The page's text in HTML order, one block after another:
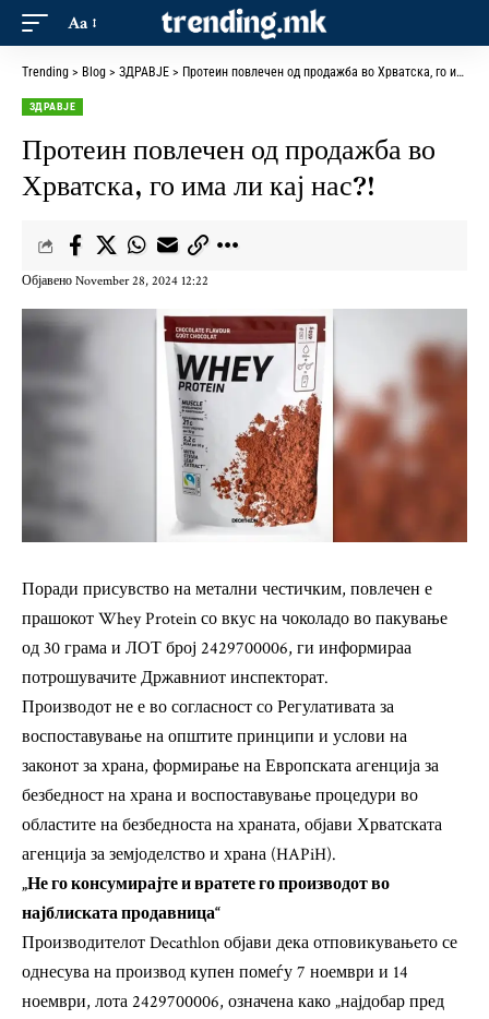
Aa
Trending > Blog > ЗДРАВЈЕ > Протеин повлечен од продажба во Хрватска, го има ли кај нас?!
ЗДРАВЈЕ
Протеин повлечен од продажба во
Хрватска, го има ли кај нас?!
Објавено November 28, 2024 12:22
Поради присувство на метални честичким, повлечен е
прашокот Whey Protein со вкус на чоколадо во пакување
од 30 грама и ЛОТ број 2429700006, ги информираа
потрошувачите Државниот инспекторат.
Производот не е во согласност со Регулативата за
воспоставување на општите принципи и услови на
законот за храна, формирање на Европската агенција за
безбедност на храна и воспоставување процедури во
областите на безбедноста на храната, објави Хрватската
агенција за земјоделство и храна (HAPiH).
„Не го консумирајте и вратете го производот во
најблиската продавница“
Производителот Decathlon објави дека отповикувањето се
однесува на производ купен помеѓу 7 ноември и 14
ноември, лота 2429700006, означена како „најдобар пред